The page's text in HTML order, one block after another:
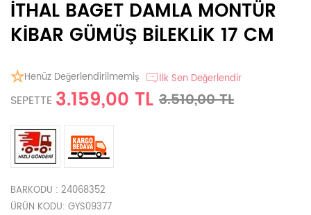
İTHAL BAGET DAMLA MONTÜR
KİBAR GÜMÜŞ BİLEKLİK 17 CM
Henüz Değerlendirilmemiş İlk Sen Değerlendir
SEPETTE 3.159,00 TL 3.510,00 TL
BARKODU : 24068352
ÜRÜN KODU: GYS09377